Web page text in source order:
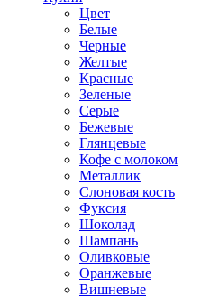
Цвет
Белые
Черные
Желтые
Красные
Зеленые
Серые
Бежевые
Глянцевые
Кофе с молоком
Металлик
Слоновая кость
Фуксия
Шоколад
Шампань
Оливковые
Оранжевые
Вишневые